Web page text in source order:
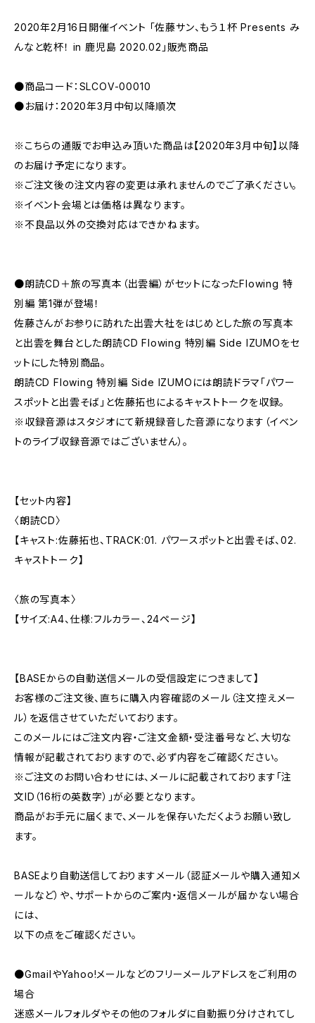
2020年2月16日開催イベント 「佐藤サン、もう１杯 Presents み
んなと乾杯！ in 鹿児島 2020.02」販売商品
●商品コード：SLCOV-00010
●お届け：2020年3月中旬以降順次
※こちらの通販でお申込み頂いた商品は【2020年3月中旬】以降
のお届け予定になります。
※ご注文後の注文内容の変更は承れませんのでご了承ください。
※イベント会場とは価格は異なります。
※不良品以外の交換対応はできかねます。
●朗読CD＋旅の写真本（出雲編）がセットになったFlowing 特
別編 第1弾が登場！
佐藤さんがお参りに訪れた出雲大社をはじめとした旅の写真本
と出雲を舞台とした朗読CD Flowing 特別編 Side IZUMOをセ
ットにした特別商品。
朗読CD Flowing 特別編 Side IZUMOには朗読ドラマ「パワー
スポットと出雲そば」と佐藤拓也によるキャストトークを収録。
※収録音源はスタジオにて新規録音した音源になります（イベン
トのライブ収録音源ではございません）。
【セット内容】
〈朗読CD〉
【キャスト:佐藤拓也、TRACK:01. パワースポットと出雲そば、02.
キャストトーク】
〈旅の写真本〉
【サイズ:A4、仕様:フルカラー、24ページ】
【BASEからの自動送信メールの受信設定につきまして】
お客様のご注文後、直ちに購入内容確認のメール（注文控えメー
ル）を返信させていただいております。
このメールにはご注文内容・ご注文金額・受注番号など、大切な
情報が記載されておりますので、必ず内容をご確認ください。
※ご注文のお問い合わせには、メールに記載されております「注
文ID（16桁の英数字）」が必要となります。
商品がお手元に届くまで、メールを保存いただくようお願い致し
ます。
BASEより自動送信しておりますメール（認証メールや購入通知メ
ールなど）や、サポートからのご案内・返信メールが届かない場合
には、
以下の点をご確認ください。
●GmailやYahoo!メールなどのフリーメールアドレスをご利用の
場合
迷惑メールフォルダやその他のフォルダに自動振り分けされてし